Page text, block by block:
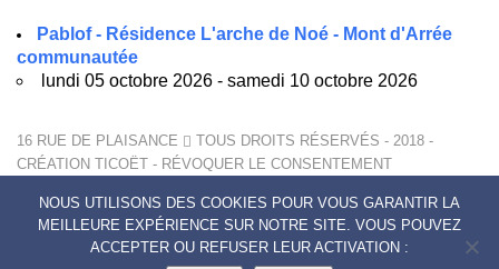
Pablof - Résidence L'arche de Noé - Mont d'Arrée
communautée
lundi 05 octobre 2026 - samedi 10 octobre 2026
16 RUE DE PLAISANCE
TOUS DROITS RÉSERVÉS - 2018 -
CRÉATION TICOËT - RÉVOQUER LE CONSENTEMENT
MENTIONS LÉGALES
POLITIQUE DE CONFIDENTIALITÉ
NOUS UTILISONS DES COOKIES POUR VOUS GARANTIR LA
MEILLEURE EXPÉRIENCE SUR NOTRE SITE. VOUS POUVEZ
ACCEPTER OU REFUSER LEUR ACTIVATION :